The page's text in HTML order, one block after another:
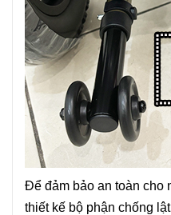
Để đảm bảo an toàn
thiết kế bộ phận chống